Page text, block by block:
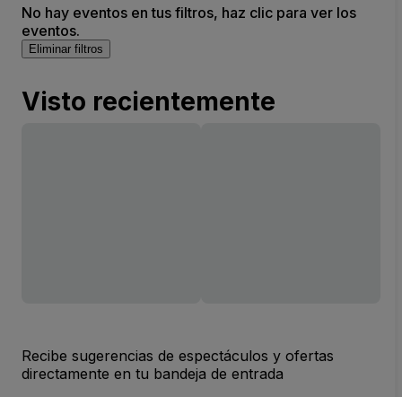
No hay eventos en tus filtros, haz clic para ver los
eventos.
Eliminar filtros
Visto recientemente
Recibe sugerencias de espectáculos y ofertas
directamente en tu bandeja de entrada